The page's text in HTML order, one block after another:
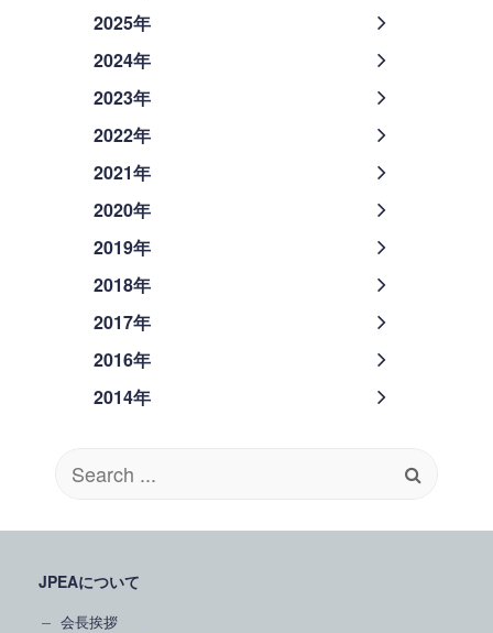
2025年
2024年
2023年
2022年
2021年
2020年
2019年
2018年
2017年
2016年
2014年
for:
JPEAについて
会長挨拶